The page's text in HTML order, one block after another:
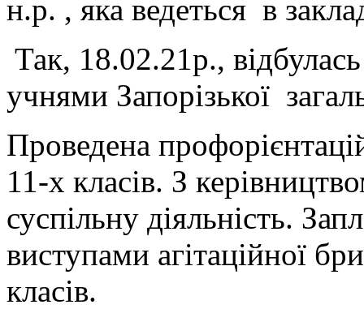
н.р. , яка ведеться в
Так, 18.02.21р.,
учнями Запорізької
Проведена
11-х класів. З
суспільну діяльність.
виступами агітаційної
класів.